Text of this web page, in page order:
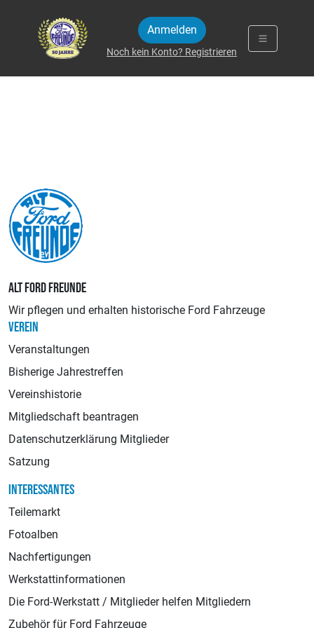
Anmelden
Noch kein Konto? Registrieren
ALT FORD FREUNDE
Wir pflegen und erhalten historische Ford Fahrzeuge
VEREIN
Veranstaltungen
Bisherige Jahrestreffen
Vereinshistorie
Mitgliedschaft beantragen
Datenschutzerklärung Mitglieder
Satzung
INTERESSANTES
Teilemarkt
Fotoalben
Nachfertigungen
Werkstattinformationen
Die Ford-Werkstatt / Mitglieder helfen Mitgliedern
Zubehör für Ford Fahrzeuge